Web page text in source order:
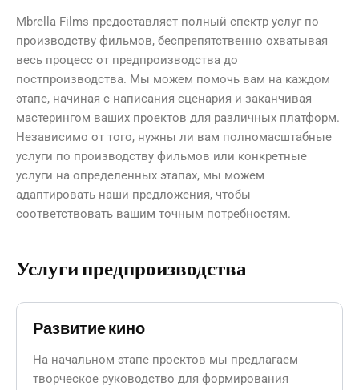
Mbrella Films предоставляет полный спектр услуг по
производству фильмов, беспрепятственно охватывая
весь процесс от предпроизводства до
постпроизводства. Мы можем помочь вам на каждом
этапе, начиная с написания сценария и заканчивая
мастерингом ваших проектов для различных платформ.
Независимо от того, нужны ли вам полномасштабные
услуги по производству фильмов или конкретные
услуги на определенных этапах, мы можем
адаптировать наши предложения, чтобы
соответствовать вашим точным потребностям.
Услуги предпроизводства
Развитие кино
На начальном этапе проектов мы предлагаем
творческое руководство для формирования